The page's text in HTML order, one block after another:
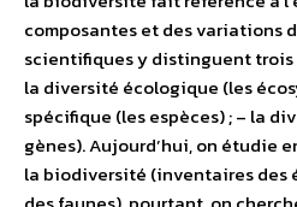
composantes et des variations
scientifiques y distinguent trois
la diversité écologique (les
spécifique (les espèces) ; – la
gènes). Aujourd’hui, on étudie
la biodiversité (inventaires des